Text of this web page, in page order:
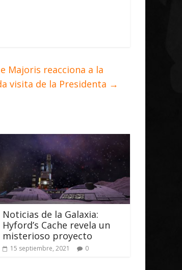
Majoris reacciona a la
visita de la Presidenta →
Noticias de la Galaxia:
Hyford’s Cache revela un
misterioso proyecto
15 septiembre, 2021 0